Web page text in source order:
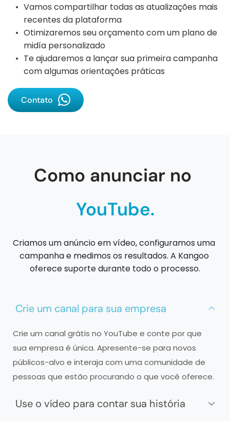
Vamos compartilhar todas as atualizações mais
recentes da plataforma
Otimizaremos seu orçamento com um plano de
midía personalizado
Te ajudaremos a lançar sua primeira campanha
com algumas orientações práticas
Contato
YouTube.
Criamos um anúncio em vídeo, configuramos uma
campanha e medimos os resultados. A Kangoo
oferece suporte durante todo o processo.
Crie um canal para sua empresa
Crie um canal grátis no YouTube e conte por que
sua empresa é única. Apresente-se para novos
públicos-alvo e interaja com uma comunidade de
pessoas que estão procurando o que você oferece.
Use o vídeo para contar sua história